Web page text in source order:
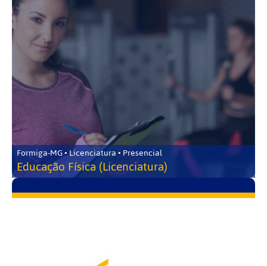
Formiga-MG • Licenciatura • Presencial
Educação Física (Licenciatura)